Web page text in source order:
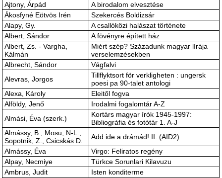
Ajtony, Árpád
A birodalom elvesztése
Ákosfyné Eötvös Irén
Szekercés Boldizsár
Alapy, Gy.
A csallóközi halászat története
Albert, Sándor
A fövényre épített ház
Albert, Zs. - Vargha,
Kálmán
Miért szép? Századunk magyar lírája
verselemzésekben
Albrecht, Sándor
Vágfalvi
Alevras, Jorgos
Tillflyktsort för verkligheten : ungersk
poesi pa 90-talet antologi
Alexa, Károly
Eleitől fogva
Alföldy, Jenő
Irodalmi fogalomtár A-Z
Almási, Éva (szerk.)
Kortárs magyar írók 1945-1997:
Bibliográfia és fotótár 1. A-J
Almássy, B., Mosu, N-L.,
Sopotnik, Z., Csicskás D.
Add ide a drámád! II. (AID2)
Almássy, Éva
Virgo: Feliratos regény
Alpay, Necmiye
Türkce Sorunlari Kilavuzu
Ambrus, Judit
Isten konditerme